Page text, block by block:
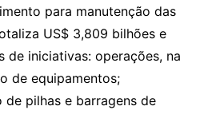
para manutenção das
US$ 3,809 bilhões e
de iniciativas: operações, na
de equipamentos;
pilhas e barragens de